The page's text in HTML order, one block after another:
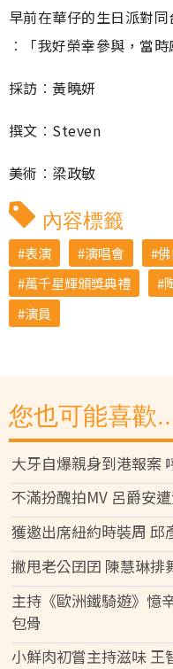
早前在華仔的生日派對
︰「我好榮幸參與，當時
採訪︰黃曉妍
撰文︰Steven
美術︰梁政敏
內容標籤
表演 演唱會
萬千星輝頒獎典禮
演員
您也可能喜歡
大牙自爆親身到港報案
不滿扮醜拍MV 呂爵安
獲邀出席紐約時裝周 邱
撇甩老公囝囝 陳慧琳排
主持《歐洲鐵騎遊》憶
包骨
小鮮肉初嘗主持滋味 王